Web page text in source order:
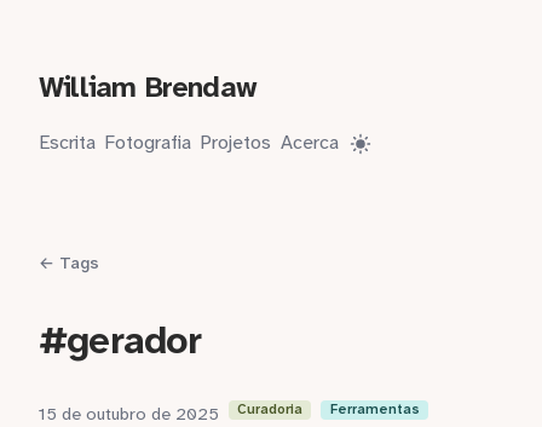
William Brendaw
Escrita Fotografia Projetos Acerca
← Tags
#gerador
15 de outubro de 2025 Curadoria Ferramentas